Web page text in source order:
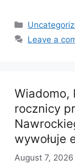
Categories
Leave a
Wiadomo,
rocznicy
wywołuje
August 7, 2026